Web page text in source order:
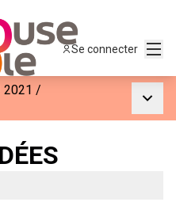
Se connecter
2021 /